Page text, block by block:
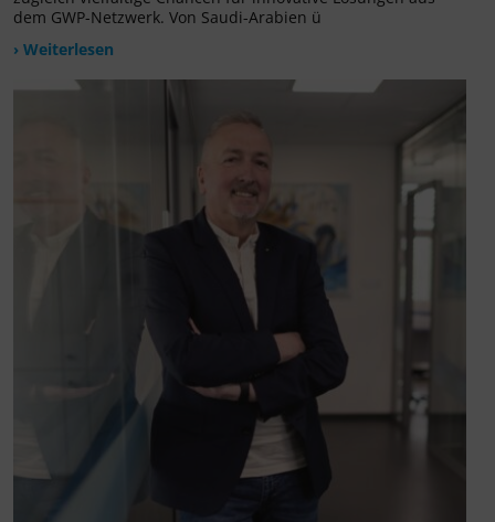
dem GWP-Netzwerk. Von Saudi-Arabien ü
› Weiterlesen